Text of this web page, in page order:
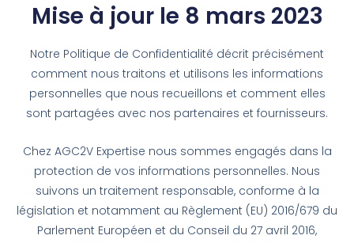
Mise à jour le 8 mars 2023
Notre Politique de Confidentialité décrit précisément
comment nous traitons et utilisons les informations
personnelles que nous recueillons et comment elles
sont partagées avec nos partenaires et fournisseurs.
Chez AGC2V Expertise nous sommes engagés dans la
protection de vos informations personnelles. Nous
suivons un traitement responsable, conforme à la
législation et notamment au Règlement (EU) 2016/679 du
Parlement Européen et du Conseil du 27 avril 2016,